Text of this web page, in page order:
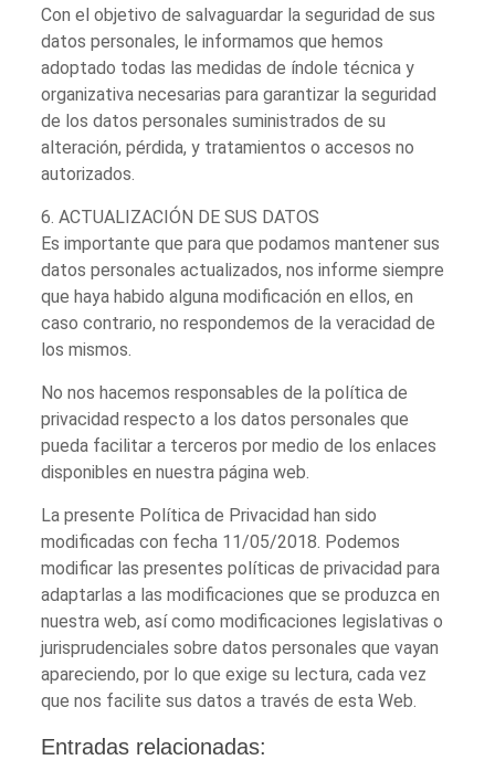
Con el objetivo de salvaguardar la seguridad de sus
datos personales, le informamos que hemos
adoptado todas las medidas de índole técnica y
organizativa necesarias para garantizar la seguridad
de los datos personales suministrados de su
alteración, pérdida, y tratamientos o accesos no
autorizados.
6. ACTUALIZACIÓN DE SUS DATOS
Es importante que para que podamos mantener sus
datos personales actualizados, nos informe siempre
que haya habido alguna modificación en ellos, en
caso contrario, no respondemos de la veracidad de
los mismos.
No nos hacemos responsables de la política de
privacidad respecto a los datos personales que
pueda facilitar a terceros por medio de los enlaces
disponibles en nuestra página web.
La presente Política de Privacidad han sido
modificadas con fecha 11/05/2018. Podemos
modificar las presentes políticas de privacidad para
adaptarlas a las modificaciones que se produzca en
nuestra web, así como modificaciones legislativas o
jurisprudenciales sobre datos personales que vayan
apareciendo, por lo que exige su lectura, cada vez
que nos facilite sus datos a través de esta Web.
Entradas relacionadas: